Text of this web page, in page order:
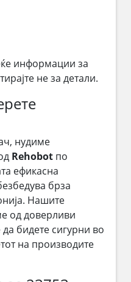
информации за
не за детали.
нудиме
Rehobot по
ефикасна
брза
Нашите
од доверливи
бидете сигурни во
на производите